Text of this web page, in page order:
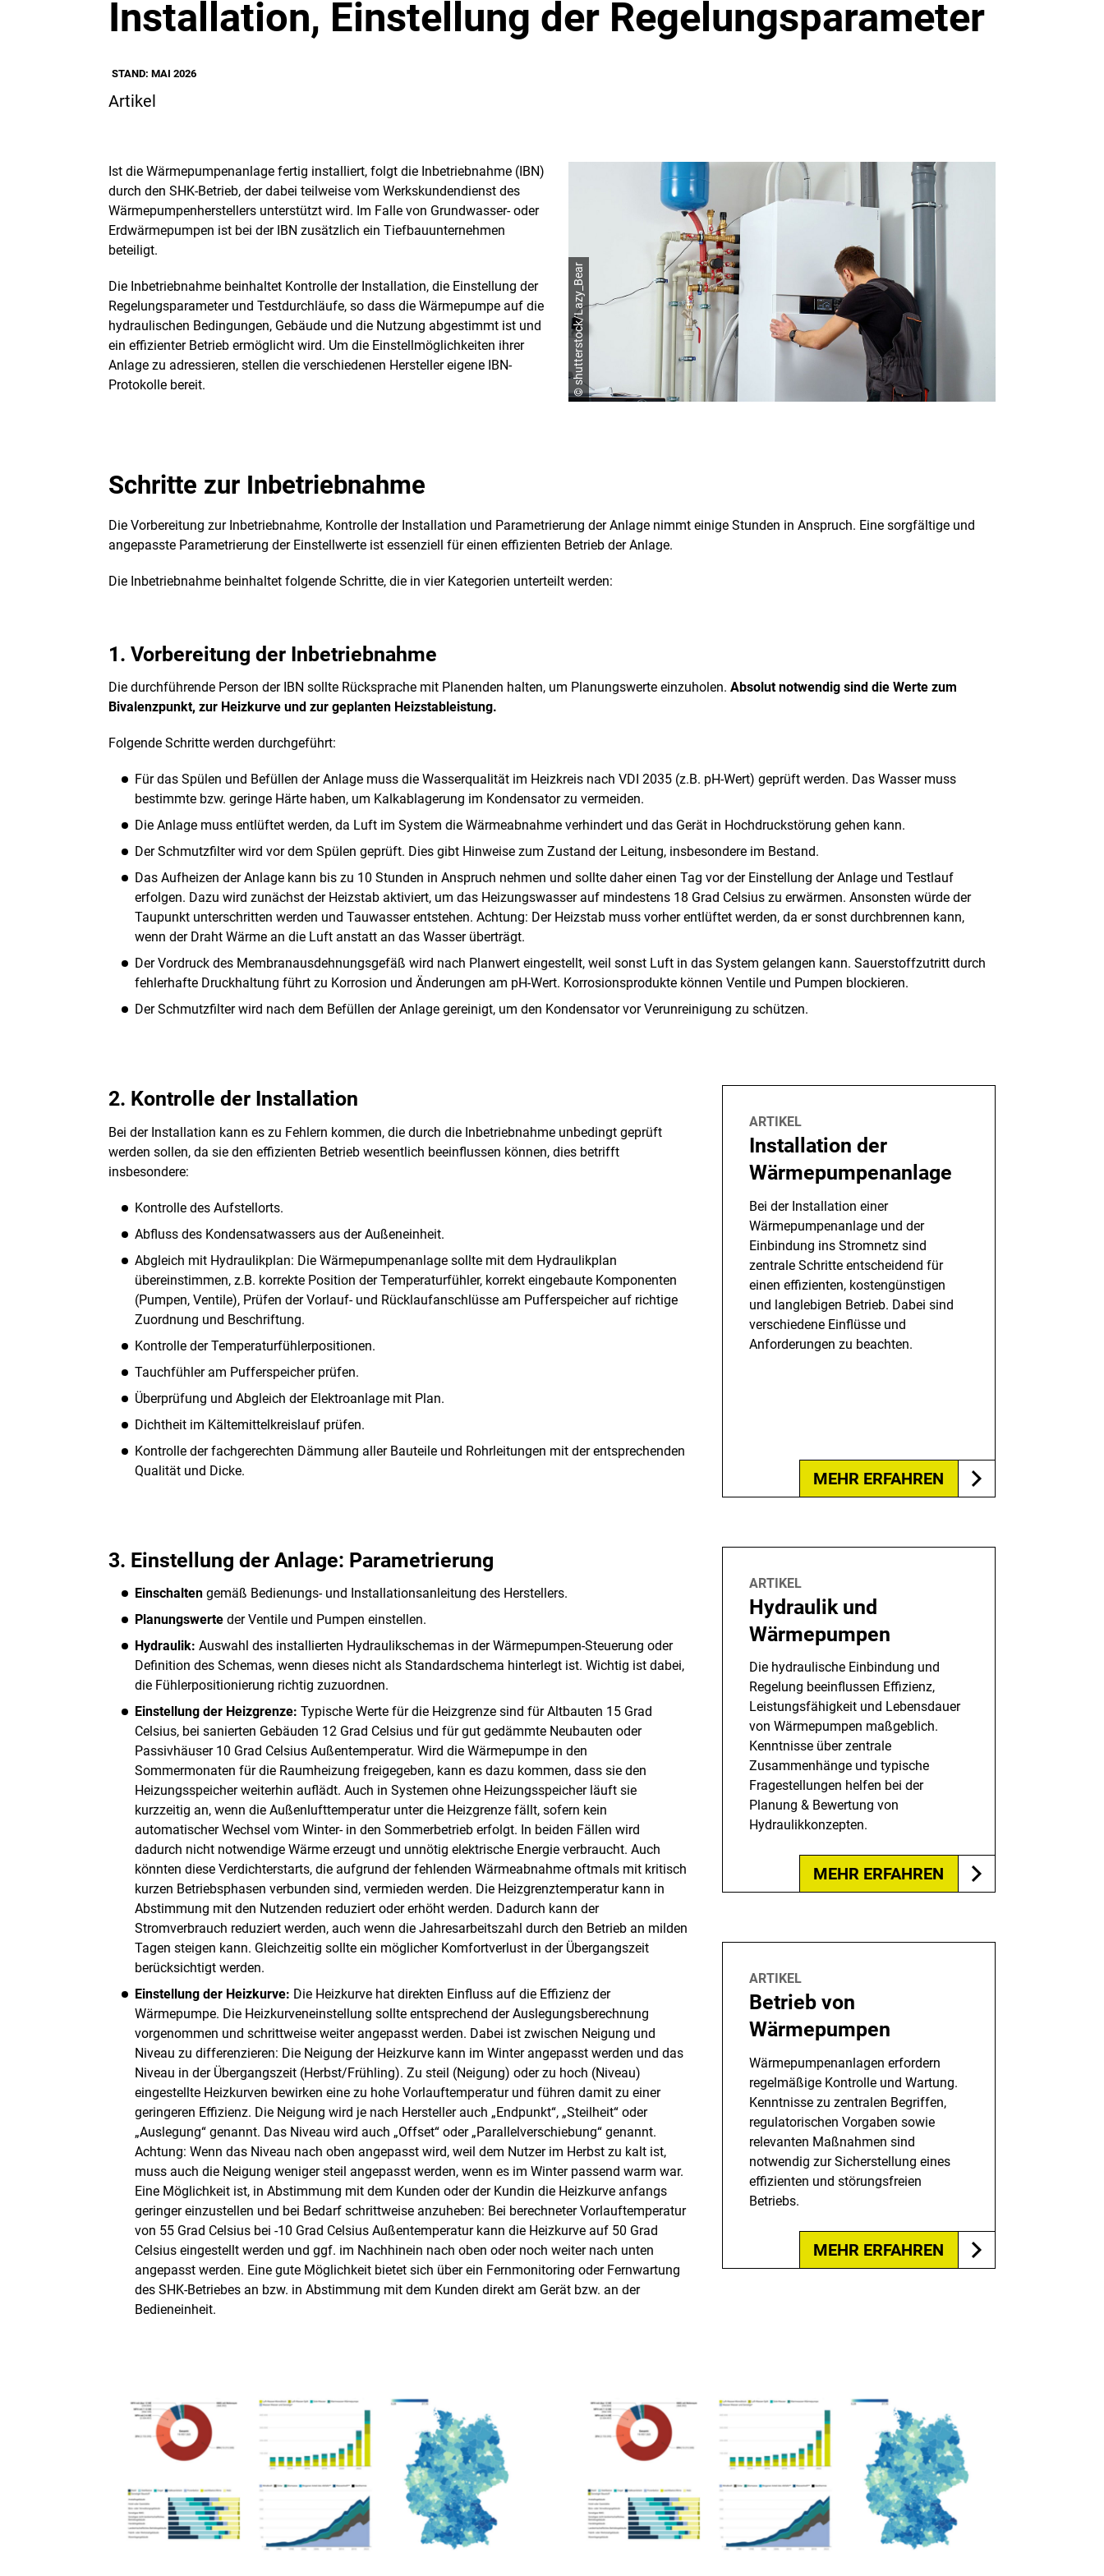
Installation, Einstellung der Regelungsparameter
STAND: MAI 2026
Artikel
© shutterstock/Lazy_Bear
Ist die Wärmepumpenanlage fertig installiert, folgt die Inbetriebnahme (IBN)
durch den SHK-Betrieb, der dabei teilweise vom Werkskundendienst des
Wärmepumpenherstellers unterstützt wird. Im Falle von Grundwasser- oder
Erdwärmepumpen ist bei der IBN zusätzlich ein Tiefbauunternehmen
beteiligt.
Die Inbetriebnahme beinhaltet Kontrolle der Installation, die Einstellung der
Regelungsparameter und Testdurchläufe, so dass die Wärmepumpe auf die
hydraulischen Bedingungen, Gebäude und die Nutzung abgestimmt ist und
ein effizienter Betrieb ermöglicht wird. Um die Einstellmöglichkeiten ihrer
Anlage zu adressieren, stellen die verschiedenen Hersteller eigene IBN-
Protokolle bereit.
Schritte zur Inbetriebnahme
Die Vorbereitung zur Inbetriebnahme, Kontrolle der Installation und Parametrierung der Anlage nimmt einige Stunden in Anspruch. Eine sorgfältige und
angepasste Parametrierung der Einstellwerte ist essenziell für einen effizienten Betrieb der Anlage.
Die Inbetriebnahme beinhaltet folgende Schritte, die in vier Kategorien unterteilt werden:
1. Vorbereitung der Inbetriebnahme
Die durchführende Person der IBN sollte Rücksprache mit Planenden halten, um Planungswerte einzuholen. Absolut notwendig sind die Werte zum
Bivalenzpunkt, zur Heizkurve und zur geplanten Heizstableistung.
Folgende Schritte werden durchgeführt:
Für das Spülen und Befüllen der Anlage muss die Wasserqualität im Heizkreis nach VDI 2035 (z.B. pH-Wert) geprüft werden. Das Wasser muss
bestimmte bzw. geringe Härte haben, um Kalkablagerung im Kondensator zu vermeiden.
Die Anlage muss entlüftet werden, da Luft im System die Wärmeabnahme verhindert und das Gerät in Hochdruckstörung gehen kann.
Der Schmutzfilter wird vor dem Spülen geprüft. Dies gibt Hinweise zum Zustand der Leitung, insbesondere im Bestand.
Das Aufheizen der Anlage kann bis zu 10 Stunden in Anspruch nehmen und sollte daher einen Tag vor der Einstellung der Anlage und Testlauf
erfolgen. Dazu wird zunächst der Heizstab aktiviert, um das Heizungswasser auf mindestens 18 Grad Celsius zu erwärmen. Ansonsten würde der
Taupunkt unterschritten werden und Tauwasser entstehen. Achtung: Der Heizstab muss vorher entlüftet werden, da er sonst durchbrennen kann,
wenn der Draht Wärme an die Luft anstatt an das Wasser überträgt.
Der Vordruck des Membranausdehnungsgefäß wird nach Planwert eingestellt, weil sonst Luft in das System gelangen kann. Sauerstoffzutritt durch
fehlerhafte Druckhaltung führt zu Korrosion und Änderungen am pH-Wert. Korrosionsprodukte können Ventile und Pumpen blockieren.
Der Schmutzfilter wird nach dem Befüllen der Anlage gereinigt, um den Kondensator vor Verunreinigung zu schützen.
2. Kontrolle der Installation
Bei der Installation kann es zu Fehlern kommen, die durch die Inbetriebnahme unbedingt geprüft
werden sollen, da sie den effizienten Betrieb wesentlich beeinflussen können, dies betrifft
insbesondere:
Kontrolle des Aufstellorts.
Abfluss des Kondensatwassers aus der Außeneinheit.
Abgleich mit Hydraulikplan: Die Wärmepumpenanlage sollte mit dem Hydraulikplan
übereinstimmen, z.B. korrekte Position der Temperaturfühler, korrekt eingebaute Komponenten
(Pumpen, Ventile), Prüfen der Vorlauf- und Rücklaufanschlüsse am Pufferspeicher auf richtige
Zuordnung und Beschriftung.
Kontrolle der Temperaturfühlerpositionen.
Tauchfühler am Pufferspeicher prüfen.
Überprüfung und Abgleich der Elektroanlage mit Plan.
Dichtheit im Kältemittelkreislauf prüfen.
Kontrolle der fachgerechten Dämmung aller Bauteile und Rohrleitungen mit der entsprechenden
Qualität und Dicke.
ARTIKEL
Installation der
Wärmepumpenanlage
Bei der Installation einer
Wärmepumpenanlage und der
Einbindung ins Stromnetz sind
zentrale Schritte entscheidend für
einen effizienten, kostengünstigen
und langlebigen Betrieb. Dabei sind
verschiedene Einflüsse und
Anforderungen zu beachten.
MEHR ERFAHREN
3. Einstellung der Anlage: Parametrierung
Einschalten gemäß Bedienungs- und Installationsanleitung des Herstellers.
Planungswerte der Ventile und Pumpen einstellen.
Hydraulik: Auswahl des installierten Hydraulikschemas in der Wärmepumpen-Steuerung oder
Definition des Schemas, wenn dieses nicht als Standardschema hinterlegt ist. Wichtig ist dabei,
die Fühlerpositionierung richtig zuzuordnen.
Einstellung der Heizgrenze: Typische Werte für die Heizgrenze sind für Altbauten 15 Grad
Celsius, bei sanierten Gebäuden 12 Grad Celsius und für gut gedämmte Neubauten oder
Passivhäuser 10 Grad Celsius Außentemperatur. Wird die Wärmepumpe in den
Sommermonaten für die Raumheizung freigegeben, kann es dazu kommen, dass sie den
Heizungsspeicher weiterhin auflädt. Auch in Systemen ohne Heizungsspeicher läuft sie
kurzzeitig an, wenn die Außenlufttemperatur unter die Heizgrenze fällt, sofern kein
automatischer Wechsel vom Winter- in den Sommerbetrieb erfolgt. In beiden Fällen wird
dadurch nicht notwendige Wärme erzeugt und unnötig elektrische Energie verbraucht. Auch
könnten diese Verdichterstarts, die aufgrund der fehlenden Wärmeabnahme oftmals mit kritisch
kurzen Betriebsphasen verbunden sind, vermieden werden. Die Heizgrenztemperatur kann in
Abstimmung mit den Nutzenden reduziert oder erhöht werden. Dadurch kann der
Stromverbrauch reduziert werden, auch wenn die Jahresarbeitszahl durch den Betrieb an milden
Tagen steigen kann. Gleichzeitig sollte ein möglicher Komfortverlust in der Übergangszeit
berücksichtigt werden.
Einstellung der Heizkurve: Die Heizkurve hat direkten Einfluss auf die Effizienz der
Wärmepumpe. Die Heizkurveneinstellung sollte entsprechend der Auslegungsberechnung
vorgenommen und schrittweise weiter angepasst werden. Dabei ist zwischen Neigung und
Niveau zu differenzieren: Die Neigung der Heizkurve kann im Winter angepasst werden und das
Niveau in der Übergangszeit (Herbst/Frühling). Zu steil (Neigung) oder zu hoch (Niveau)
eingestellte Heizkurven bewirken eine zu hohe Vorlauftemperatur und führen damit zu einer
geringeren Effizienz. Die Neigung wird je nach Hersteller auch „Endpunkt“, „Steilheit“ oder
„Auslegung“ genannt. Das Niveau wird auch „Offset“ oder „Parallelverschiebung“ genannt.
Achtung: Wenn das Niveau nach oben angepasst wird, weil dem Nutzer im Herbst zu kalt ist,
muss auch die Neigung weniger steil angepasst werden, wenn es im Winter passend warm war.
Eine Möglichkeit ist, in Abstimmung mit dem Kunden oder der Kundin die Heizkurve anfangs
geringer einzustellen und bei Bedarf schrittweise anzuheben: Bei berechneter Vorlauftemperatur
von 55 Grad Celsius bei -10 Grad Celsius Außentemperatur kann die Heizkurve auf 50 Grad
Celsius eingestellt werden und ggf. im Nachhinein nach oben oder noch weiter nach unten
angepasst werden. Eine gute Möglichkeit bietet sich über ein Fernmonitoring oder Fernwartung
des SHK-Betriebes an bzw. in Abstimmung mit dem Kunden direkt am Gerät bzw. an der
Bedieneinheit.
ARTIKEL
Hydraulik und
Wärmepumpen
Die hydraulische Einbindung und
Regelung beeinflussen Effizienz,
Leistungsfähigkeit und Lebensdauer
von Wärmepumpen maßgeblich.
Kenntnisse über zentrale
Zusammenhänge und typische
Fragestellungen helfen bei der
Planung & Bewertung von
Hydraulikkonzepten.
MEHR ERFAHREN
ARTIKEL
Betrieb von
Wärmepumpen
Wärmepumpenanlagen erfordern
regelmäßige Kontrolle und Wartung.
Kenntnisse zu zentralen Begriffen,
regulatorischen Vorgaben sowie
relevanten Maßnahmen sind
notwendig zur Sicherstellung eines
effizienten und störungsfreien
Betriebs.
MEHR ERFAHREN